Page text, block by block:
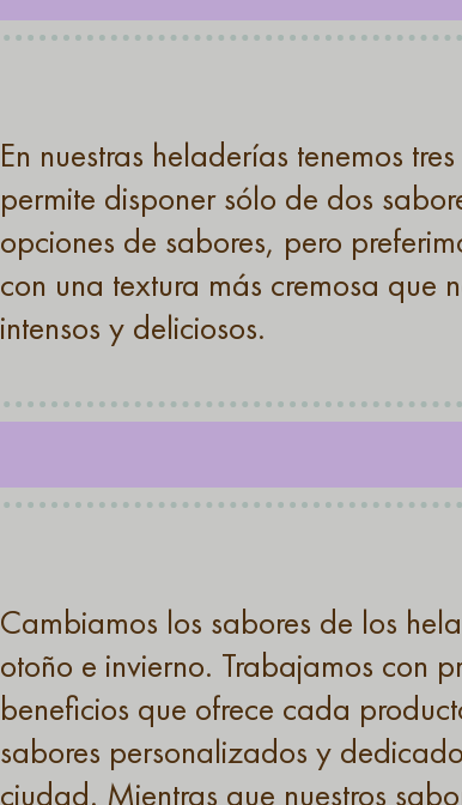
En nuestras heladerías tenemos
permite disponer sólo de dos
opciones de sabores, pero
con una textura más cremosa que
intensos y deliciosos.
Cambiamos los sabores de los
otoño e invierno. Trabajamos con
beneficios que ofrece cada
sabores personalizados y
ciudad. Mientras que nuestros